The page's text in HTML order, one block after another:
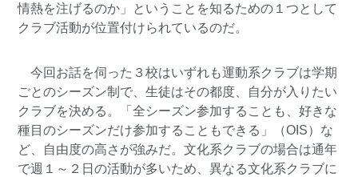
情熱を注げるのか」ということを知るための１つとして
クラブ活動が位置付けられているのだ。
今回お話を伺った３校はいずれも運動系クラブは学期
ごとのシーズン制で、生徒はその都度、自分が入りたい
クラブを決める。「全シーズン参加することも、好きな
種目のシーズンだけ参加することもできる」（OIS）な
ど、自由度の高さが強みだ。文化系クラブの場合は通年
で週１～２日の活動が多いため、異なる文化系クラブに